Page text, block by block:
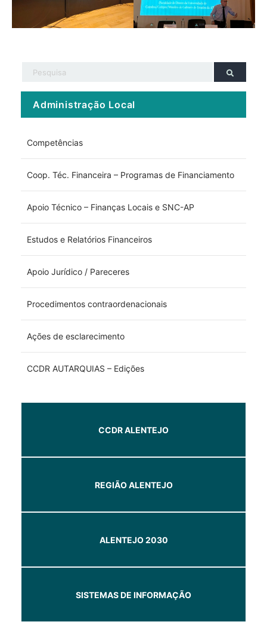
Administração Local
Competências
Coop. Téc. Financeira – Programas de Financiamento
Apoio Técnico – Finanças Locais e SNC-AP
Estudos e Relatórios Financeiros
Apoio Jurídico / Pareceres
Procedimentos contraordenacionais
Ações de esclarecimento
CCDR AUTARQUIAS – Edições
CCDR ALENTEJO
REGIÃO ALENTEJO
ALENTEJO 2030
SISTEMAS DE INFORMAÇÃO